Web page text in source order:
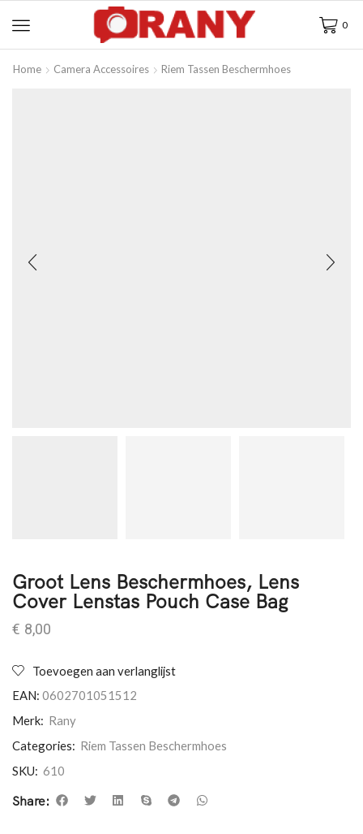
0
Home Camera Accessoires Riem Tassen Beschermhoes
Groot Lens Beschermhoes, Lens
Cover Lenstas Pouch Case Bag
€ 8,00
Toevoegen aan verlanglijst
EAN: 0602701051512
Merk: Rany
Categories: Riem Tassen Beschermhoes
SKU: 610
Share: